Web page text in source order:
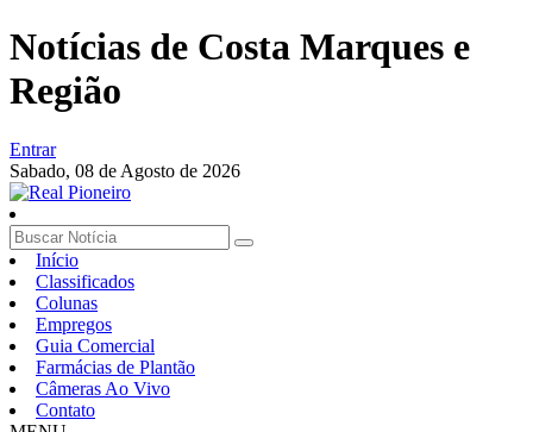
Notícias de Costa Marques e
Região
Entrar
Sabado, 08 de Agosto de 2026
Início
Classificados
Colunas
Empregos
Guia Comercial
Farmácias de Plantão
Câmeras Ao Vivo
Contato